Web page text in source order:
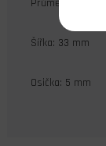
Průměr: 97 mm
Šířka: 33 mm
Osička: 5 mm